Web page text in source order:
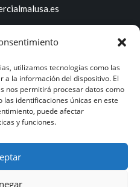
utilizamos tecnologías como las
a la información del dispositivo. El
nos permitirá procesar datos como
identificaciones únicas en este
puede afectar
y funciones.